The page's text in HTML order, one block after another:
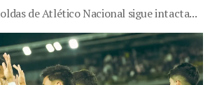
de Atlético Nacional sigue intacta...